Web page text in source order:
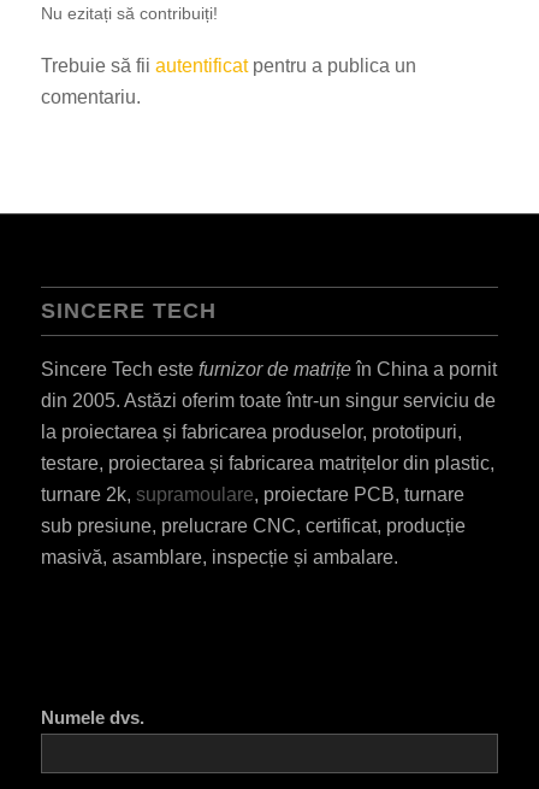
Nu ezitați să contribuiți!
Trebuie să fii autentificatpentru a publica un
comentariu.
SINCERE TECH
Sincere Tech este furnizor de matrițeîn China a pornit
din 2005. Astăzi oferim toate într-un singur serviciu de
la proiectarea și fabricarea produselor, prototipuri,
testare, proiectarea și fabricarea matrițelor din plastic,
turnare 2k, supramoulare, proiectare PCB, turnare
sub presiune, prelucrare CNC, certificat, producție
masivă, asamblare, inspecție și ambalare.
Numele dvs.